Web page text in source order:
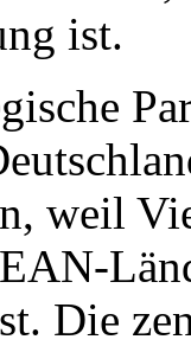
ist.
weil
Die